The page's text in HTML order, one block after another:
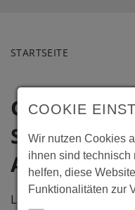
STARTSEITE
Germering,
Spielhaus
Leimfreie
COOKIE
Wir nutzen Cookies
ihnen sind technisch
helfen, diese
Funktionalitäten zur